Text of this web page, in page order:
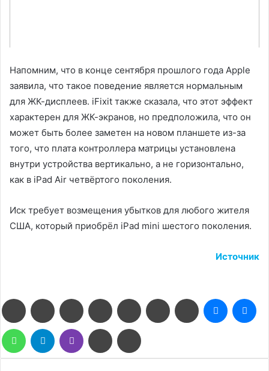
Напомним, что в конце сентября прошлого года Apple
заявила, что такое поведение является нормальным
для ЖК-дисплеев. iFixit также сказала, что этот эффект
характерен для ЖК-экранов, но предположила, что он
может быть более заметен на новом планшете из-за
того, что плата контроллера матрицы установлена
внутри устройства вертикально, а не горизонтально,
как в iPad Air четвёртого поколения.
Иск требует возмещения убытков для любого жителя
США, который приобрёл iPad mini шестого поколения.
Источник
FacebookTwitter LinkedIn Pinterest Reddit ВконтактеОдноклассники
Messenger
WhatsAppTelegram Viber
Поделиться
через
электронную